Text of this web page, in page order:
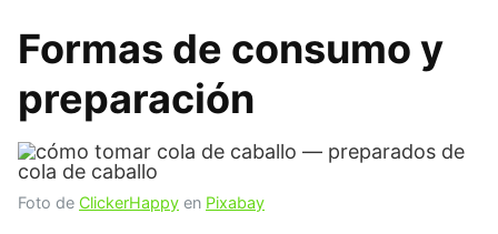
Formas de consumo y
preparación
Foto de ClickerHappy en Pixabay